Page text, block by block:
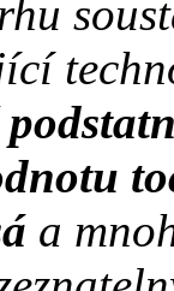
a